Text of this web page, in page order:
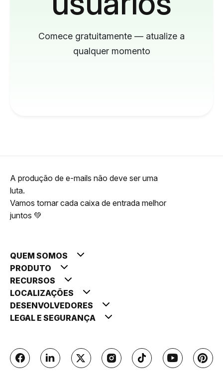
Comece gratuitamente — atualize a
qualquer momento
A produção de e-mails não deve ser uma
luta.
Vamos tornar cada caixa de entrada melhor
juntos 💚
QUEM SOMOS
PRODUTO
RECURSOS
LOCALIZAÇÕES
DESENVOLVEDORES
LEGAL E SEGURANÇA